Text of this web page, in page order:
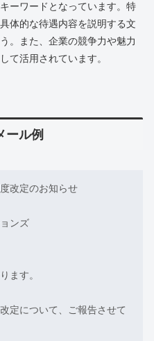
ーワードとなっています。特
体的な待遇内容を説明する文
。また、企業の競争力や魅力
て活用されています。
ール例
改定のお知らせ
ンズ
ます。
定について、ご報告させて